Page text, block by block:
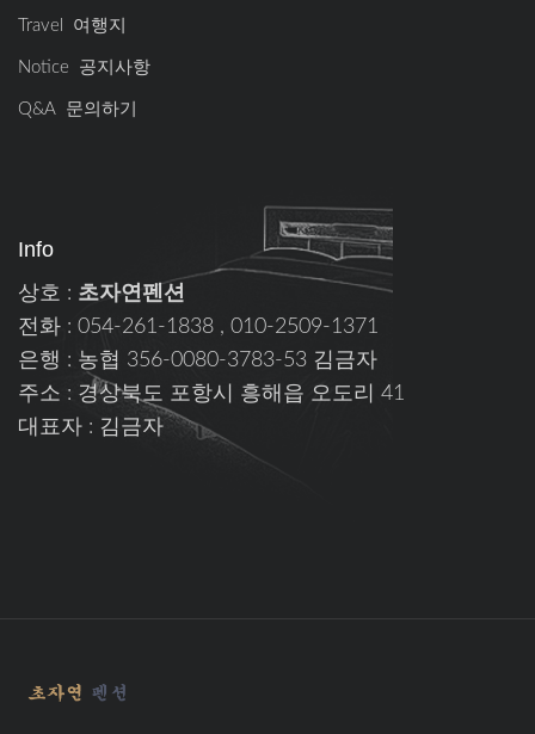
Travel 여행지
Notice 공지사항
Q&A 문의하기
Info
상호 : 초자연펜션
전화 : 054-261-1838 , 010-2509-1371
은행 : 농협 356-0080-3783-53 김금자
주소 : 경상북도 포항시 흥해읍 오도리 41
대표자 : 김금자